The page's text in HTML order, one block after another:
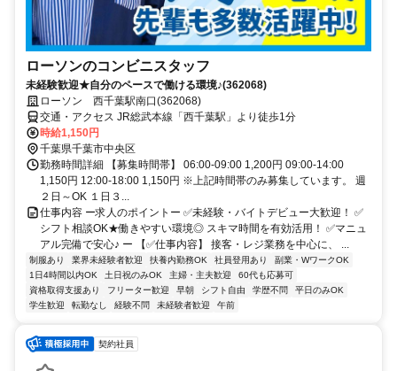
ローソンのコンビニスタッフ
未経験歓迎★自分のペースで働ける環境♪(362068)
ローソン 西千葉駅南口(362068)
交通・アクセス JR総武本線「西千葉駅」より徒歩1分
時給1,150円
千葉県千葉市中央区
勤務時間詳細 【募集時間帯】 06:00-09:00 1,200円 09:00-14:00
1,150円 12:00-18:00 1,150円 ※上記時間帯のみ募集しています。 週
２日～OK １日３...
仕事内容 ー求人のポイントー ✅未経験・バイトデビュー大歓迎！ ✅
シフト相談OK★働きやすい環境◎ スキマ時間を有効活用！ ✅マニュ
アル完備で安心♪ ー 【✅仕事内容】 接客・レジ業務を中心に、 ...
制服あり 業界未経験者歓迎 扶養内勤務OK 社員登用あり
副業・WワークOK
1日4時間以内OK
土日祝のみOK 主婦・主夫歓迎
60代も応募可
資格取得支援あり
フリーター歓迎 早朝 シフト自由 学歴不問
平日のみOK
学生歓迎
転勤なし 経験不問 未経験者歓迎 午前
契約社員